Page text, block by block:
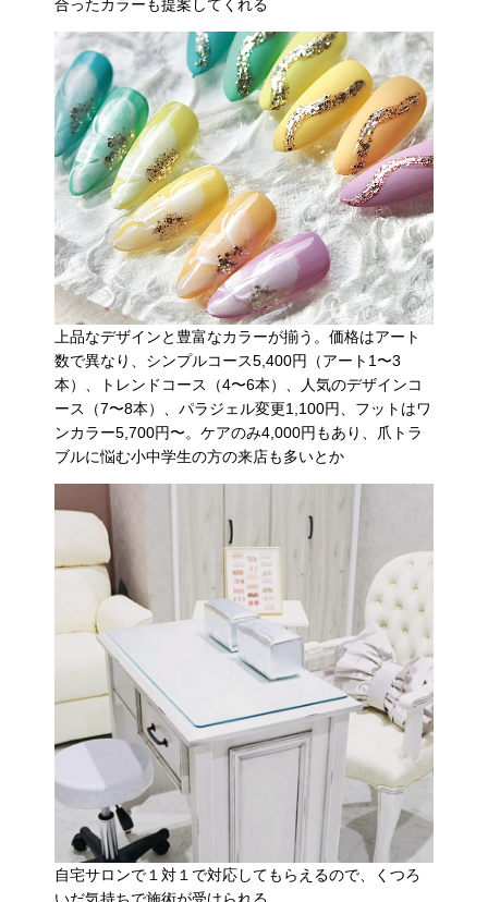
合ったカラーも提案してくれる
上品なデザインと豊富なカラーが揃う。価格はアート
数で異なり、シンプルコース5,400円（アート1〜3
本）、トレンドコース（4〜6本）、人気のデザインコ
ース（7〜8本）、パラジェル変更1,100円、フットはワ
ンカラー5,700円〜。ケアのみ4,000円もあり、爪トラ
ブルに悩む小中学生の方の来店も多いとか
自宅サロンで１対１で対応してもらえるので、くつろ